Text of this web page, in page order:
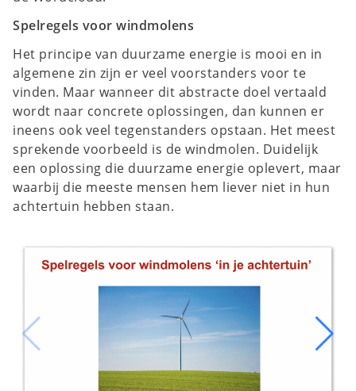
Spelregels voor windmolens
Het principe van duurzame energie is mooi en in
algemene zin zijn er veel voorstanders voor te
vinden. Maar wanneer dit abstracte doel vertaald
wordt naar concrete oplossingen, dan kunnen er
ineens ook veel tegenstanders opstaan. Het meest
sprekende voorbeeld is de windmolen. Duidelijk
een oplossing die duurzame energie oplevert, maar
waarbij die meeste mensen hem liever niet in hun
achtertuin hebben staan.